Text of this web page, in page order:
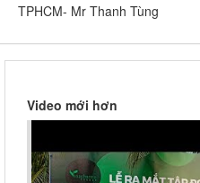
TPHCM- Mr Thanh Tùng
Video mới hơn